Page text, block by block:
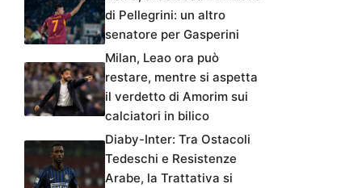
di Pellegrini: un altro
senatore per Gasperini
Milan, Leao ora può
restare, mentre si aspetta
il verdetto di Amorim sui
calciatori in bilico
Diaby-Inter: Tra Ostacoli
Tedeschi e Resistenze
Arabe, la Trattativa si